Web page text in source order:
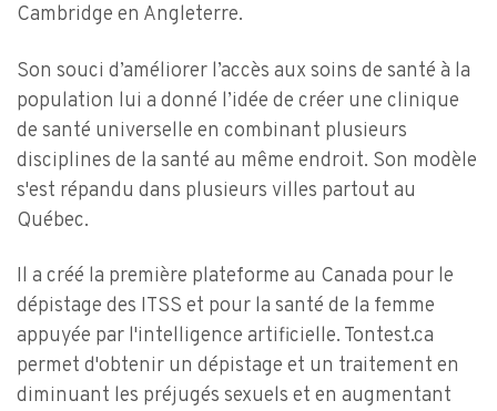
Cambridge en Angleterre.
Son souci d’améliorer l’accès aux soins de santé à la
population lui a donné l’idée de créer une clinique
de santé universelle en combinant plusieurs
disciplines de la santé au même endroit. Son modèle
s'est répandu dans plusieurs villes partout au
Québec.
Il a créé la première plateforme au Canada pour le
dépistage des ITSS et pour la santé de la femme
appuyée par l'intelligence artificielle. Tontest.ca
permet d'obtenir un dépistage et un traitement en
diminuant les préjugés sexuels et en augmentant